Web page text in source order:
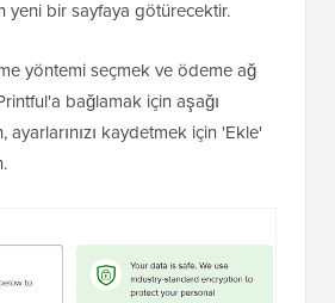
yeni bir sayfaya götürecektir.
yöntemi seçmek ve ödeme ağ
bağlamak için aşağı
ayarlarınızı kaydetmek için 'Ekle'